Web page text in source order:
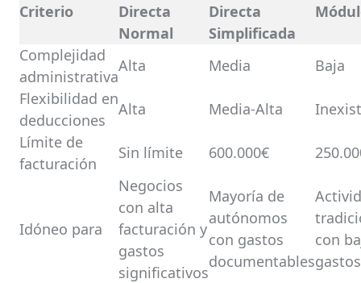
Criterio
Directa
Normal
Directa
Simplificada
Complejidad
administrativa
Alta Media
Baja
Flexibilidad en
deducciones
Alta Media-Alta
Límite de
facturación
Sin límite 600.000€
Idóneo para
Negocios
con alta
facturación y
gastos
significativos
Mayoría de
autónomos
con gastos
documentables
con
gastos